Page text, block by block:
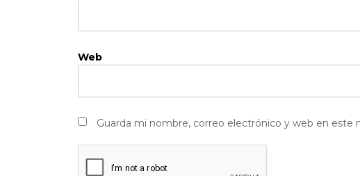
Web
Guarda mi nombre, correo electrónico y web en este